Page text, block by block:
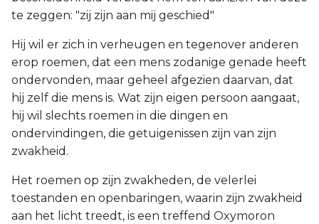
te zeggen: "zij zijn aan mij geschied"
Hij wil er zich in verheugen en tegenover anderen
erop roemen, dat een mens zodanige genade heeft
ondervonden, maar geheel afgezien daarvan, dat
hij zelf die mens is. Wat zijn eigen persoon aangaat,
hij wil slechts roemen in die dingen en
ondervindingen, die getuigenissen zijn van zijn
zwakheid.
Het roemen op zijn zwakheden, de velerlei
toestanden en openbaringen, waarin zijn zwakheid
aan het licht treedt, is een treffend Oxymoron